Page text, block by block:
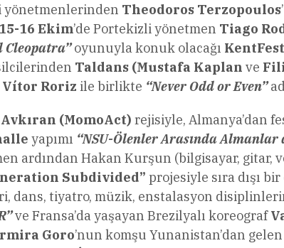
Theodoros Terzopoulos
15-16 Ekim’de Portekizli yönetmen Tiago
Cleopatra”oyunuyla konuk olacağı KentFest
Taldans (Mustafa Kaplan ve
Vítor Roriz ile birlikte “Never Odd or Even”
(MomoAct) rejisiyle, Almanya’dan
yapımı “NSU-Ölenler Arasında Almanlar
ardından Hakan Kurşun (bilgisayar, gitar,
Subdivided” projesiyle sıra dışı
dans, tiyatro, müzik, enstalasyon
ve Fransa’da yaşayan Brezilyalı koreograf
Goro’nun komşu Yunanistan’dan